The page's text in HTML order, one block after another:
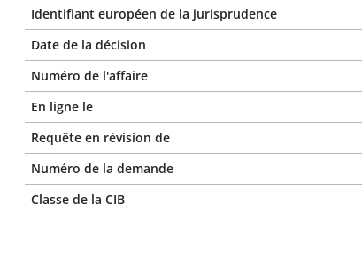
Identifiant européen de la jurisprudence
Date de la décision
Numéro de l'affaire
En ligne le
Requête en révision de
Numéro de la demande
Classe de la CIB